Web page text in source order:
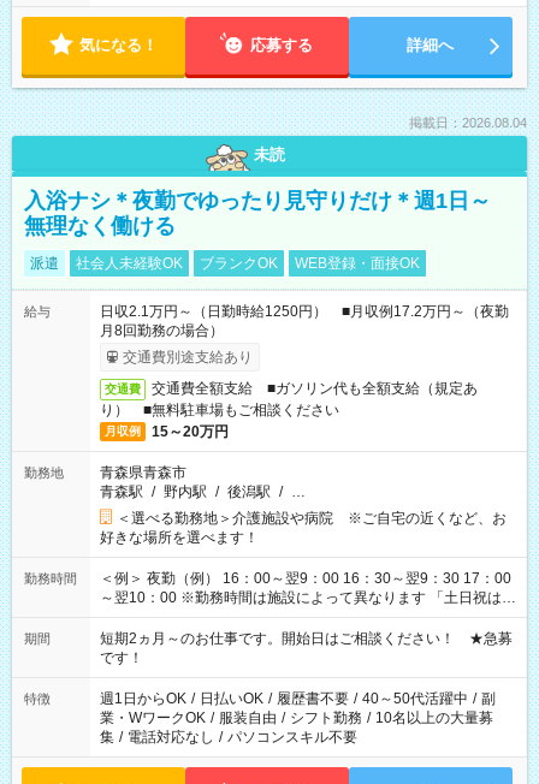
気になる！ 応募する 詳細へ
掲載日：2026.08.04
未読
入浴ナシ＊夜勤でゆったり見守りだけ＊週1日～
無理なく働ける
派遣 社会人未経験OK ブランクOK WEB登録・面接OK
給与
日収2.1万円～（日勤時給1250円） ■月収例17.2万円～（夜勤
月8回勤務の場合）
交通費別途支給あり
交通費
交通費全額支給 ■ガソリン代も全額支給（規定あ
り） ■無料駐車場もご相談ください
月収例 15～20万円
勤務地
青森県青森市
青森駅 / 野内駅 / 後潟駅 / …
＜選べる勤務地＞介護施設や病院 ※ご自宅の近くなど、お
好きな場所を選べます！
勤務時間
＜例＞ 夜勤（例） 16：00～翌9：00 16：30～翌9：30 17：00
～翌10：00 ※勤務時間は施設によって異なります 「土日祝は休
みたい」 「しっかり稼ぎたい」 「もう少し遅い時間から始めた
い」など ご希望にあったお仕事をご案内いたします。 ※未経験
の方の場合は1～2ヶ月間は日中での仕事を経験いただき、 お
仕事に慣れてからの夜勤になります。 ★家庭の都合でお休みが
必要な場合も遠慮なくご相談ください。
期間
短期2ヵ月～のお仕事です。開始日はご相談ください！ ★急募
です！
特徴 週1日からOK / 日払いOK / 履歴書不要 / 40～50代活躍中 / 副
業・WワークOK / 服装自由 / シフト勤務 / 10名以上の大量募
集 / 電話対応なし / パソコンスキル不要